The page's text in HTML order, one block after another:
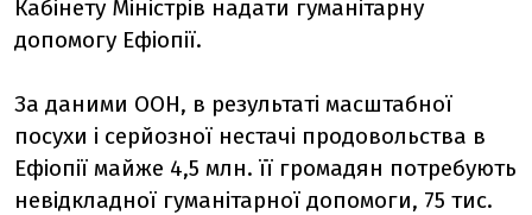
Кабінету Міністрів надати гуманітарну
допомогу Ефіопії.
За даними ООН, в результаті масштабної
посухи і серйозної нестачі продовольства в
Ефіопії майже 4,5 млн. її громадян потребують
невідкладної гуманітарної допомоги, 75 тис.